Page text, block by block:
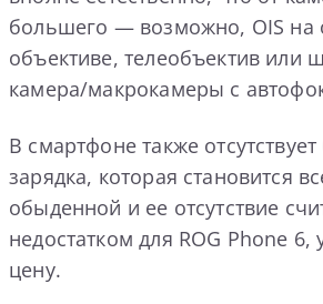
большего — возможно, OIS на
объективе, телеобъектив или
камера/макрокамеры с
В смартфоне также
зарядка, которая становится
обыденной и ее отсутствие
недостатком для ROG Phone 6,
цену.